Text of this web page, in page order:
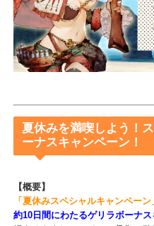
ーナスキャンペーン！